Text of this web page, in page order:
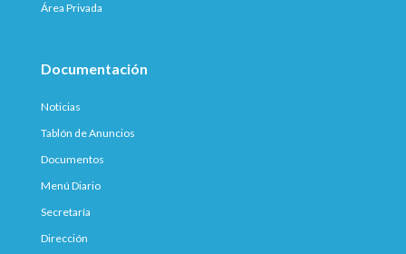
Área Privada
Documentación
Noticias
Tablón de Anuncios
Documentos
Menú Diario
Secretaría
Dirección